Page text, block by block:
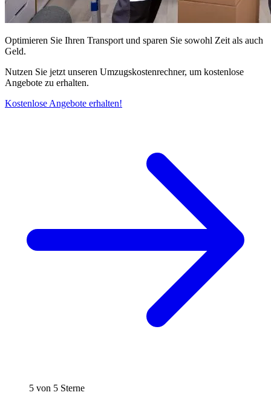
Optimieren Sie Ihren Transport und sparen Sie sowohl Zeit als auch
Geld.
Nutzen Sie jetzt unseren Umzugskostenrechner, um kostenlose
Angebote zu erhalten.
Kostenlose Angebote erhalten!
5 von 5 Sterne